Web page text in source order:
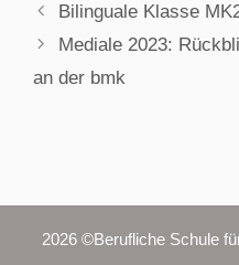
Bilinguale Klasse
Mediale 2023:
an der bmk
2026 ©Berufliche Schule